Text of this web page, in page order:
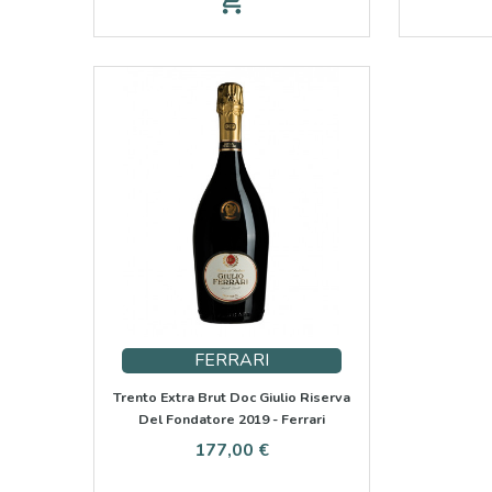
FERRARI
Trento Extra Brut Doc Giulio Riserva
Del Fondatore 2019 - Ferrari
Cena
177,00 €